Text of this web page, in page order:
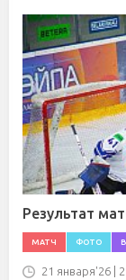
Результат
МАТЧ ФОТО
21 января'26 |